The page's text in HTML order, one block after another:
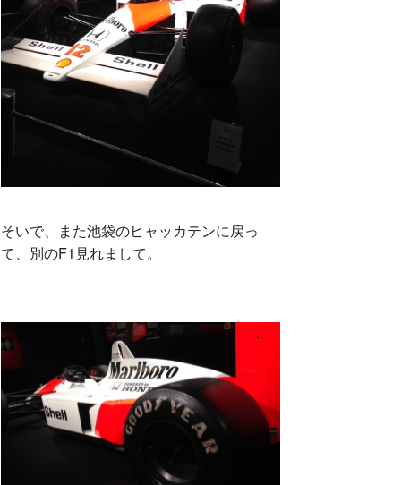
そいで、また池袋のヒャッカテンに戻っ
て、別のF1見れまして。